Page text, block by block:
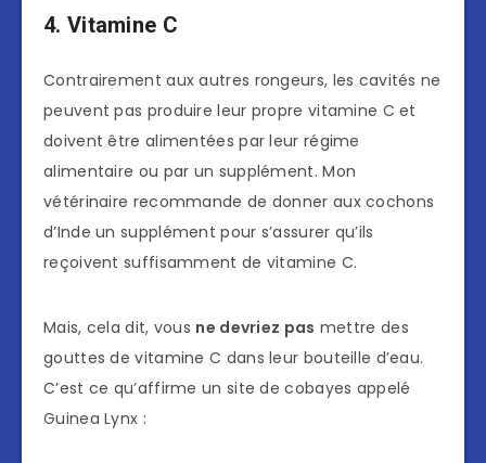
4. Vitamine C
Contrairement aux autres rongeurs, les cavités ne
peuvent pas produire leur propre vitamine C et
doivent être alimentées par leur régime
alimentaire ou par un supplément. Mon
vétérinaire recommande de donner aux cochons
d’Inde un supplément pour s’assurer qu’ils
reçoivent suffisamment de vitamine C.
Mais, cela dit, vous ne devriez pas mettre des
gouttes de vitamine C dans leur bouteille d’eau.
C’est ce qu’affirme un site de cobayes appelé
Guinea Lynx :